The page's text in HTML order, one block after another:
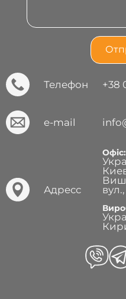
Телефон +38
e-mail
Адресс
Офіс: